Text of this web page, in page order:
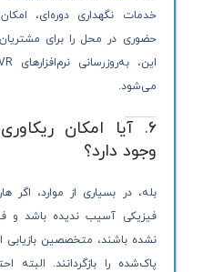
خدمات نگهداری دوره‌ای،
حضوری در محل را برای
می‌شود.
۶. آیا امکان
وجود دارد؟
پاک‌شده را بازگردانند.